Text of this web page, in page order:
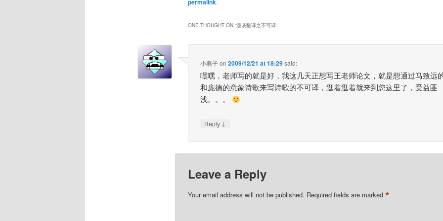
permalink.
ONE THOUGHT ON “漫谈翻译之不可译”
小燕子on2009/12/21 at 18:29said:
嘿嘿，老师写的就是好，我这几天正想写王老师论文，就是想通过马致远
和庞德的意象诗歌来写诗歌的不可译，逛着逛着就来到您这里了，受益匪
浅。。。
Reply ↓
Leave a Reply
Your email address will not be published. Required fields are marked *